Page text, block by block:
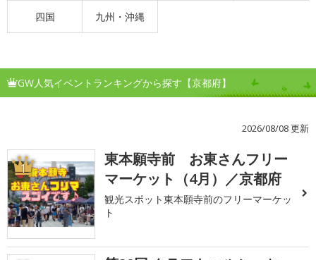
四国 九州・沖縄
GW人気イベントランキングから探す【京都府】
2026/08/08 更新
1
東本願寺前 お東さんフリー
マーケット（4月）／京都府
観光スポット東本願寺前のフリーマーケッ
ト